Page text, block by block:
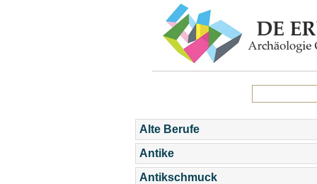
Alte Berufe
Antike
Antikschmuck